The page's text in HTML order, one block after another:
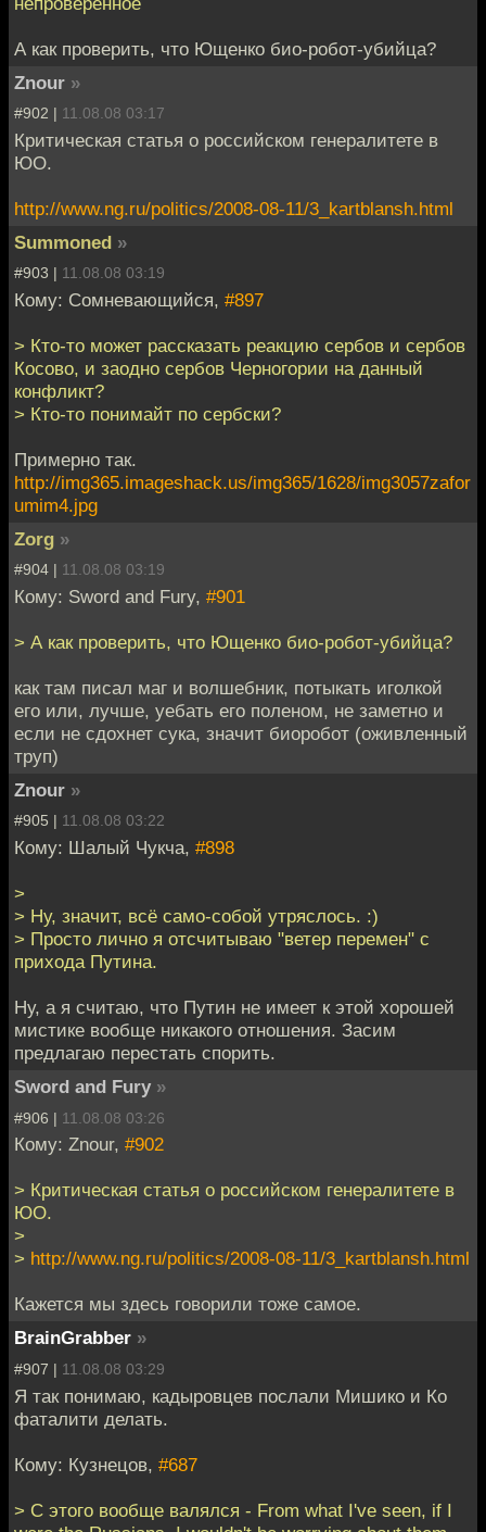
А как проверить, что Ющенко био-робот-убийца?
Znour »
#902 | 11.08.08 03:17
Критическая статья о российском генералитете в
ЮО.
http://www.ng.ru/politics/2008-08-11/3_kartblansh.html
Summoned »
#903 | 11.08.08 03:19
Кому: Сомневающийся, #897
> Кто-то может рассказать реакцию сербов и сербов
Косово, и заодно сербов Черногории на данный
конфликт?
> Кто-то понимайт по сербски?
Примерно так.
http://img365.imageshack.us/img365/1628/img3057zafor
umim4.jpg
Zorg »
#904 | 11.08.08 03:19
Кому: Sword and Fury, #901
> А как проверить, что Ющенко био-робот-убийца?
как там писал маг и волшебник, потыкать иголкой
его или, лучше, уебать его поленом, не заметно и
если не сдохнет сука, значит биоробот (оживленный
труп)
Znour »
#905 | 11.08.08 03:22
Кому: Шалый Чукча, #898
>
> Ну, значит, всё само-собой утряслось. :)
> Просто лично я отсчитываю "ветер перемен" с
прихода Путина.
Ну, а я считаю, что Путин не имеет к этой хорошей
мистике вообще никакого отношения. Засим
предлагаю перестать спорить.
Sword and Fury »
#906 | 11.08.08 03:26
Кому: Znour, #902
> Критическая статья о российском генералитете в
ЮО.
>
> http://www.ng.ru/politics/2008-08-11/3_kartblansh.html
Кажется мы здесь говорили тоже самое.
BrainGrabber »
#907 | 11.08.08 03:29
Я так понимаю, кадыровцев послали Мишико и Ко
фаталити делать.
Кому: Кузнецов, #687
> С этого вообще валялся - From what I've seen, if I